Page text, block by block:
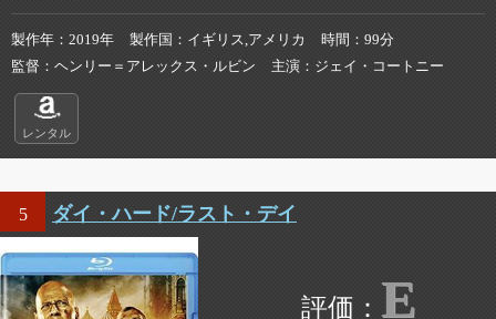
製作年 2019年 製作国 イギリス,アメリカ 時間
99分
監督
ヘンリー＝アレックス・ルビン 主演 ジェイ・コートニー
レンタル
5 ダイ・ハード/ラスト・デイ
E